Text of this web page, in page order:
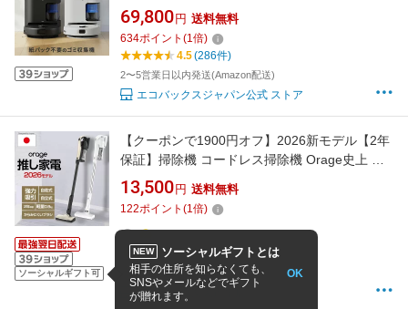
ス 公式 ECOVACS お掃除ロボット 掃除機 自動
掃除機 掃除ロボット 高性能 マッピング機能 自
動ゴミ収集 水拭き お掃除 メーカー保証最大24
69,800 円 送料無料
634ポイント (1倍)
4.5(286件)
2〜5営業日以内発送(Amazon配送)
エコバックスジャパン公式 ストア
ソーシャルギフト可
【クーポンで1900円オフ】2026新モデル【2年
保証】掃除機 コードレス掃除機 Orage史上 超
高性能 RR11 軽量 人気 1位 自立 自走式 スティ
ック クリーナー サイクロン 強力吸引 充電式 掃
除機 ジェネリック家電 布団クリーナー
13,500 円 送料無料
122ポイント (1倍)
4.51 (3,477件)
8/10 12:00までの注文で最短8/11お届け
ナノビッグ楽天市場店
NEW ソーシャルギフトとは
相手の住所を知らなくても、
SNSやメールなどでギフト
が贈れます。
OK